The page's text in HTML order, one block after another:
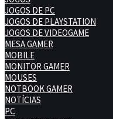
JOGOS DE PC
JOGOS DE PLAYSTATION
JOGOS DE VIDEOGAME
MESA GAMER
MOBILE
MONITOR GAMER
MOUSES
NOTBOOK GAMER
NOTÍCIAS
PC